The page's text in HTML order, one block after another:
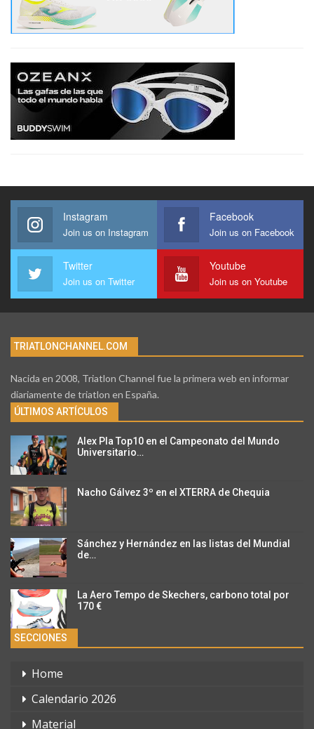
Instagram
Join us on Instagram
Facebook
Join us on Facebook
Twitter
Join us on Twitter
Youtube
Join us on Youtube
TRIATLONCHANNEL.COM
Nacida en 2008, Triatlon Channel fue la primera web en informar
diariamente de triatlon en España.
ÚLTIMOS ARTÍCULOS
Alex Pla Top10 en el Campeonato del Mundo
Universitario…
Nacho Gálvez 3º en el XTERRA de Chequia
Sánchez y Hernández en las listas del Mundial
de…
La Aero Tempo de Skechers, carbono total por
170 €
SECCIONES
Home
Calendario 2026
Material